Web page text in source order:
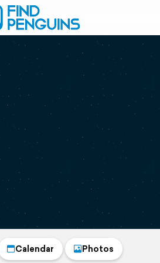
Calendar Photos